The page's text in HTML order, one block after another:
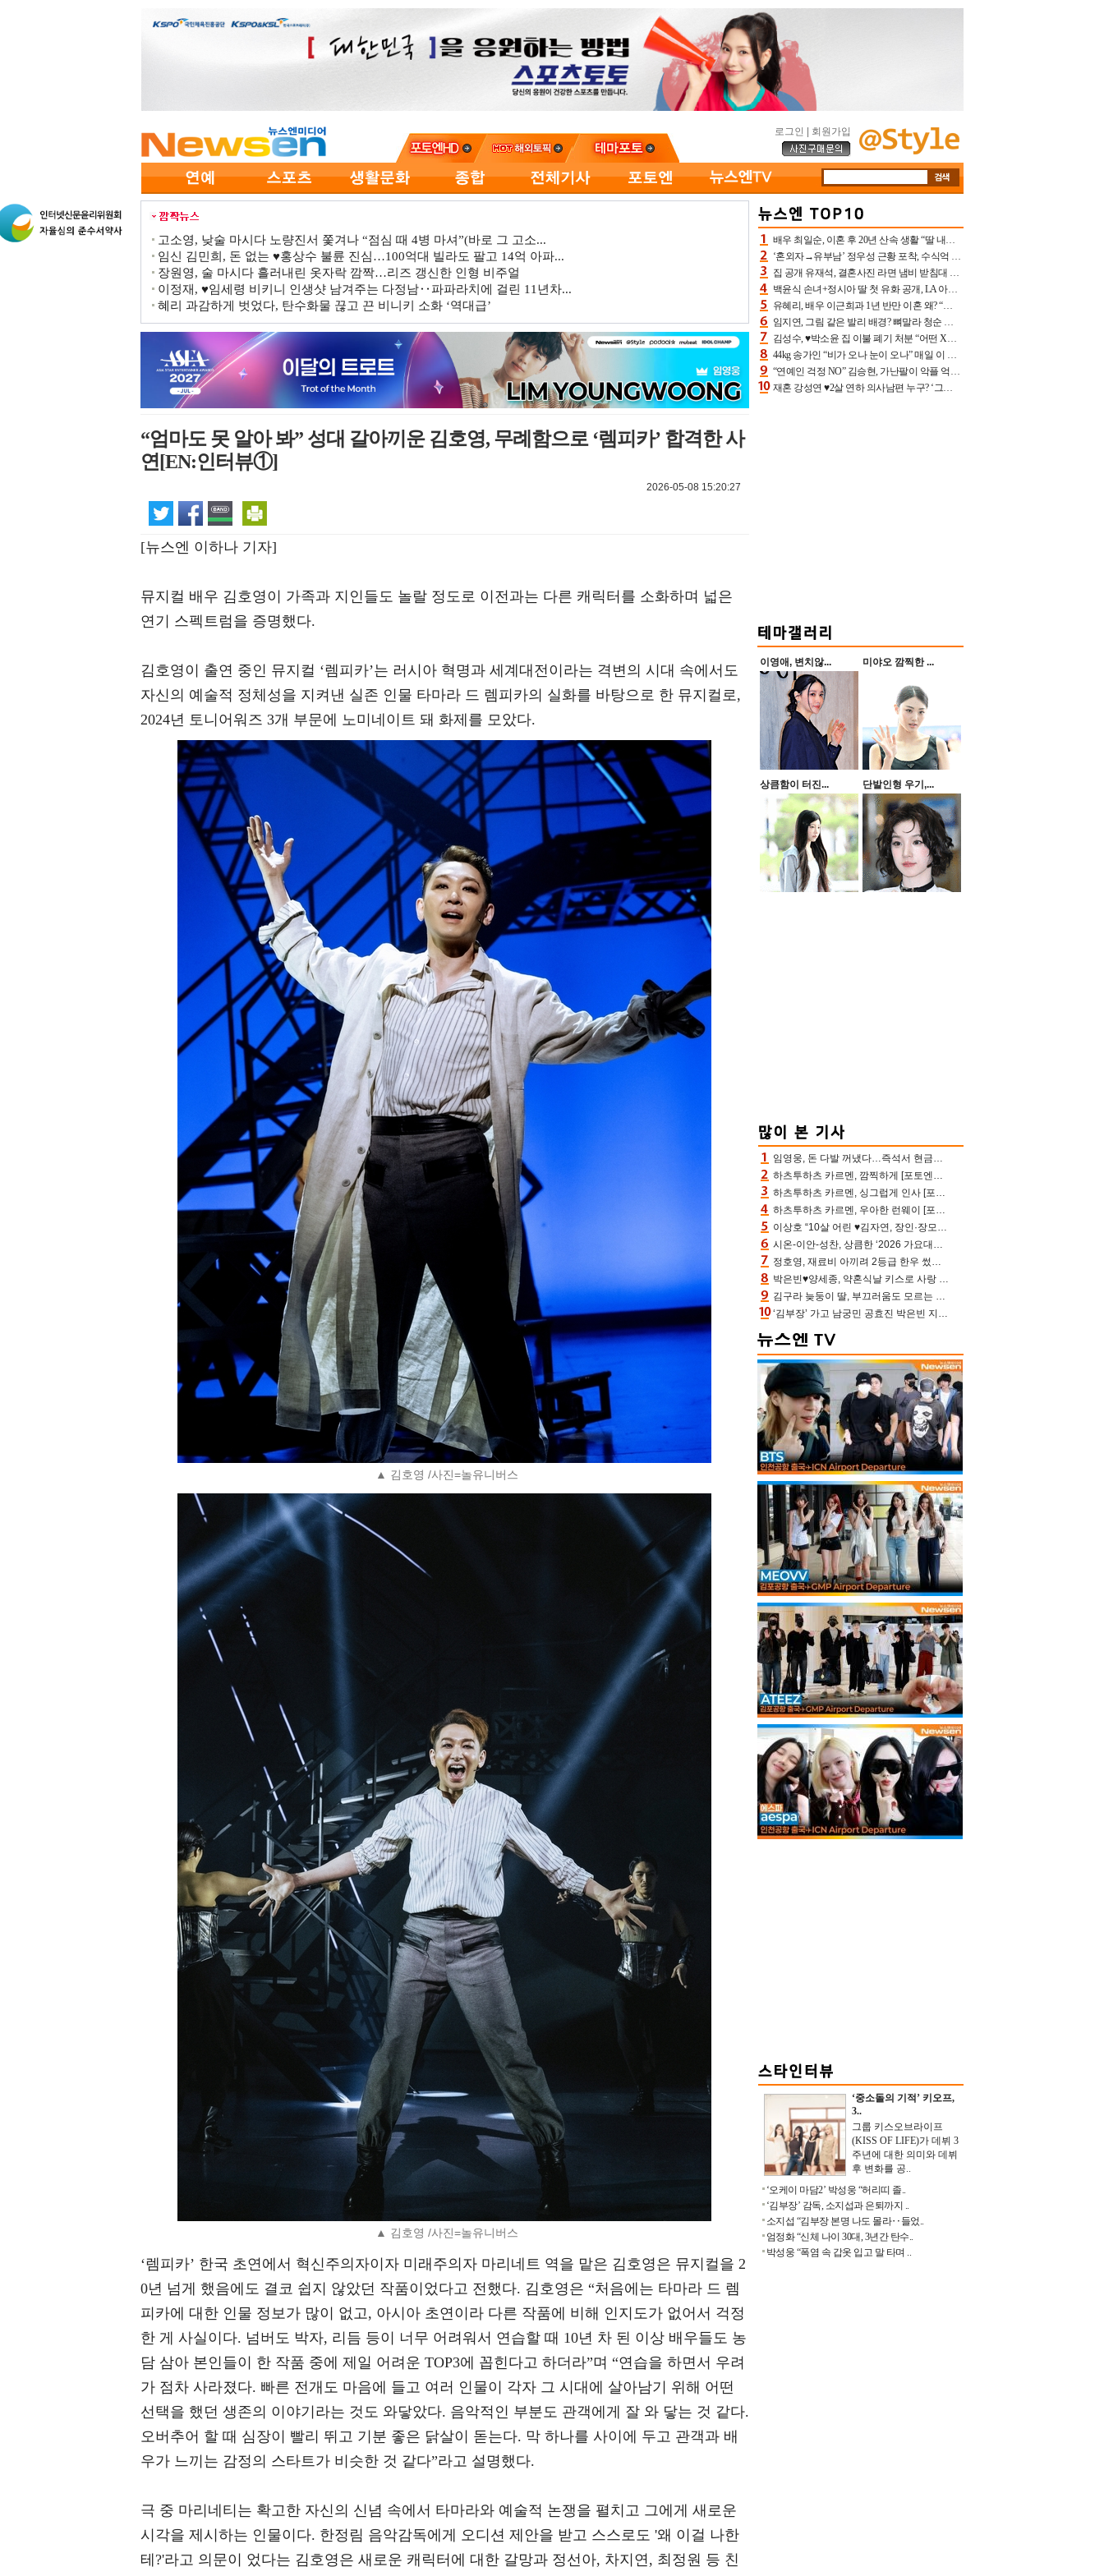
로그인 회원가입
고소영, 낮술 마시다 노량진서 쫓겨나 “점심 때 4병 마셔”(바로 그 고소...
임신 김민희, 돈 없는 ♥홍상수 불륜 진심…100억대 빌라도 팔고 14억 아파...
장원영, 술 마시다 흘러내린 옷자락 깜짝…리즈 갱신한 인형 비주얼
이정재, ♥임세령 비키니 인생샷 남겨주는 다정남‥파파라치에 걸린 11년차...
혜리 과감하게 벗었다, 탄수화물 끊고 끈 비니키 소화 ‘역대급’
“엄마도 못 알아 봐” 성대 갈아끼운 김호영, 무례함으로 ‘렘피카’ 합격한 사
연[EN:인터뷰①]
2026-05-08 15:20:27
[뉴스엔 이하나 기자]
뮤지컬 배우 김호영이 가족과 지인들도 놀랄 정도로 이전과는 다른 캐릭터를 소화하며 넓은
연기 스펙트럼을 증명했다.
김호영이 출연 중인 뮤지컬 ‘렘피카’는 러시아 혁명과 세계대전이라는 격변의 시대 속에서도
자신의 예술적 정체성을 지켜낸 실존 인물 타마라 드 렘피카의 실화를 바탕으로 한 뮤지컬로,
2024년 토니어워즈 3개 부문에 노미네이트 돼 화제를 모았다.
▲ 김호영 /사진=놀유니버스
▲ 김호영 /사진=놀유니버스
‘렘피카’ 한국 초연에서 혁신주의자이자 미래주의자 마리네트 역을 맡은 김호영은 뮤지컬을 2
0년 넘게 했음에도 결코 쉽지 않았던 작품이었다고 전했다. 김호영은 “처음에는 타마라 드 렘
피카에 대한 인물 정보가 많이 없고, 아시아 초연이라 다른 작품에 비해 인지도가 없어서 걱정
한 게 사실이다. 넘버도 박자, 리듬 등이 너무 어려워서 연습할 때 10년 차 된 이상 배우들도 농
담 삼아 본인들이 한 작품 중에 제일 어려운 TOP3에 꼽힌다고 하더라”며 “연습을 하면서 우려
가 점차 사라졌다. 빠른 전개도 마음에 들고 여러 인물이 각자 그 시대에 살아남기 위해 어떤
선택을 했던 생존의 이야기라는 것도 와닿았다. 음악적인 부분도 관객에게 잘 와 닿는 것 같다.
오버추어 할 때 심장이 빨리 뛰고 기분 좋은 닭살이 돋는다. 막 하나를 사이에 두고 관객과 배
우가 느끼는 감정의 스타트가 비슷한 것 같다”라고 설명했다.
극 중 마리네티는 확고한 자신의 신념 속에서 타마라와 예술적 논쟁을 펼치고 그에게 새로운
시각을 제시하는 인물이다. 한정림 음악감독에게 오디션 제안을 받고 스스로도 '왜 이걸 나한
테?'라고 의문이 었다는 김호영은 새로운 캐릭터에 대한 갈망과 정선아, 차지연, 최정원 등 친
배우 최일순, 이혼 후 20년 산속 생활 “딸 내가 버렸다고 원망‥맘 아파”(특종)[어제TV]
‘혼외자→유부남’ 정우성 근황 포착, 수식억 해킹 피해 후배 만났다 “존경하는”
집 공개 유재석, 결혼사진 라면 냄비 받침대 되고 분노‥가족사진도 피해(놀뭐)[어제TV]
백윤식 손녀+정시아 딸 첫 유화 공개, LA 아트쇼→서울국제조각페스타 작가다운 수준급 실력
유혜리, 배우 이근희과 1년 반만 이혼 왜? “식칼 꽂고 의자 던져” 충격 폭로(특종)[어제TV]
임지연, 그림 같은 발리 배경? 뼈말라 청순 비키니 핏에 상대 안 되네
김성수, ♥박소윤 집 이불 폐기 처분 “어떤 X이랑 썼을지 몰라” 질투(신랑수업2)[어제TV]
44kg 송가인 “비가 오나 눈이 오나” 매일 이 운동, 허벅지 근육량 상승+체지방 감소
“연예인 걱정 NO” 김승현, 가난팔이 악플 억울할만‥아내+딸과 日 여행
재혼 강성연 ♥2살 연하 의사남편 누구? ‘그알’ 자문의에 훈남 비주얼 초엘리트 스펙 [종합]
이영애, 변치않... 미야오 깜찍한 ...
상큼함이 터진... 단발인형 우기,...
임영웅, 돈 다발 꺼냈다…즉석서 현금으로 수당 챙겨주는 ‘구단주’
하츠투하츠 카르멘, 깜찍하게 [포토엔HD]
하츠투하츠 카르멘, 싱그럽게 인사 [포토엔HD]
하츠투하츠 카르멘, 우아한 런웨이 [포토엔HD]
이상호 “10살 어린 ♥김자연, 장인·장모님 내 동안에 깜짝 놀라 허락”(아침마당)
시온-이안-성찬, 상큼한 ‘2026 가요대전 썸머’ MC [포토엔HD]
정호영, 재료비 아끼려 2등급 한우 썼다 위기 “고기 질겨” 혹평(스레파)
박은빈♥양세종, 약혼식날 키스로 사랑 확인‥진짜 연인 됐다 (오싹한 연애)[어제TV]
김구라 늦둥이 딸, 부끄러움도 모르는 끼쟁이…그리 “걔가 연예인 됐어야”(김그리)
‘김부장’ 가고 남궁민 공효진 박은빈 지성 모두 최고시청률 찍었다
‘중소돌의 기적’ 키오프,
3..
그룹 키스오브라이프
(KISS OF LIFE)가 데뷔 3
주년에 대한 의미와 데뷔
후 변화를 공..
‘오케이 마담2’ 박성웅 “허리띠 졸..
‘김부장’ 감독, 소지섭과 은퇴까지 ..
소지섭 “김부장 본명 나도 몰라‥들었..
엄정화 “신체 나이 30대, 3년간 탄수..
박성웅 “폭염 속 갑옷 입고 말 타며 ..